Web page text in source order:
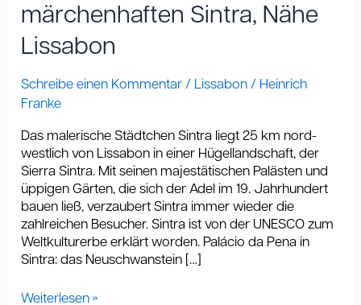
märchenhaften Sintra, Nähe
Lissabon
Schreibe einen Kommentar / Lissabon / Heinrich
Franke
Das malerische Städtchen Sintra liegt 25 km nord-
westlich von Lissabon in einer Hügellandschaft, der
Sierra Sintra. Mit seinen majestätischen Palästen und
üppigen Gärten, die sich der Adel im 19. Jahrhundert
bauen ließ, verzaubert Sintra immer wieder die
zahlreichen Besucher. Sintra ist von der UNESCO zum
Weltkulturerbe erklärt worden. Palácio da Pena in
Sintra: das Neuschwanstein […]
Nähe
Weiterlesen »